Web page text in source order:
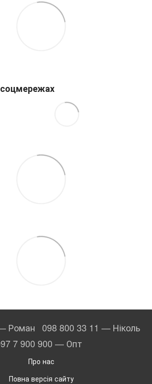
Роман 098 800 33 11 — Ніколь
7 900 900 — Опт
Про нас
Повна версія сайту